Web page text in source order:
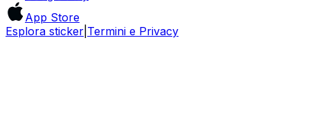
App Store
Esplora sticker Termini e Privacy